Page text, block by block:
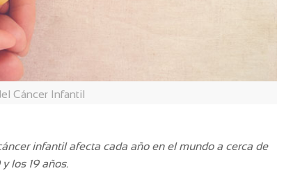
Cáncer Infantil
infantil afecta cada año en el mundo a cerca de
los 19 años.